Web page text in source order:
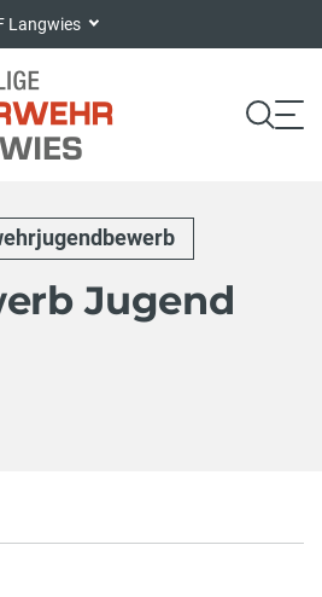
Langwies
Jugend